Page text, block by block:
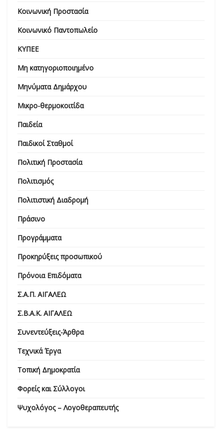
Κοινωνική Προστασία
Κοινωνικό Παντοπωλείο
ΚΥΠΕΕ
Μη κατηγοριοποιημένο
Μηνύματα Δημάρχου
Μικρο-θερμοκοιτίδα
Παιδεία
Παιδικοί Σταθμοί
Πολιτική Προστασία
Πολιτισμός
Πολιτιστική Διαδρομή
Πράσινο
Προγράμματα
Προκηρύξεις προσωπικού
Πρόνοια Επιδόματα
Σ.Α.Π. ΑΙΓΑΛΕΩ
Σ.Β.Α.Κ. ΑΙΓΑΛΕΩ
Συνεντεύξεις-Άρθρα
Τεχνικά Έργα
Τοπική Δημοκρατία
Φορείς και Σύλλογοι
Ψυχολόγος – Λογοθεραπευτής